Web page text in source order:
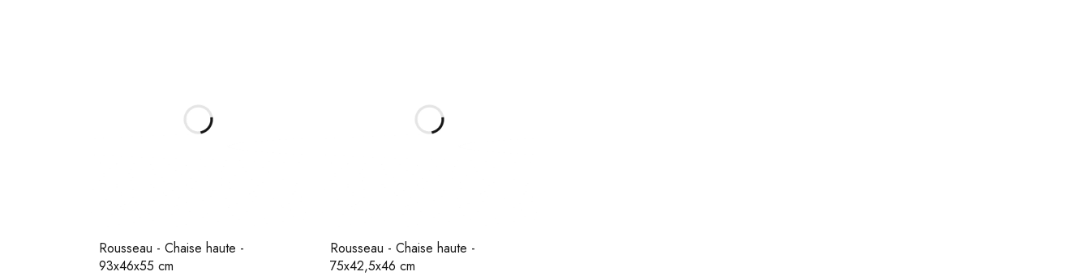
Rousseau - Chaise haute -
93x46x55 cm
Rousseau - Chaise haute -
75x42,5x46 cm